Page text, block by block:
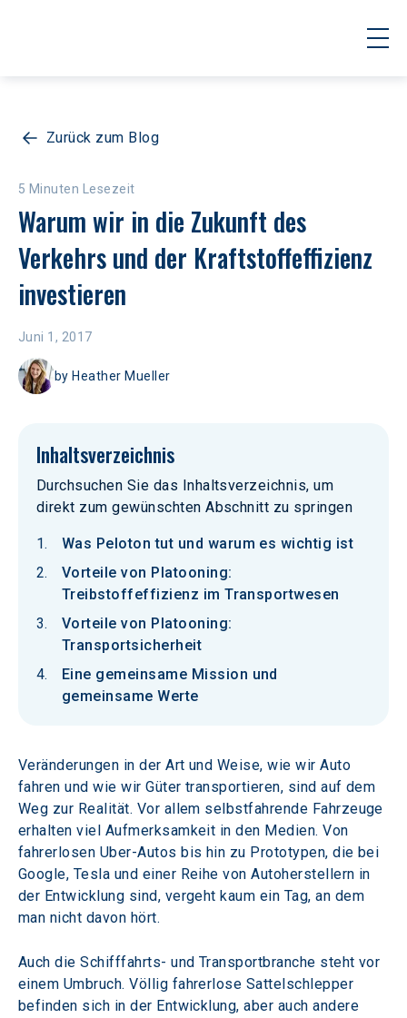
Zurück zum Blog
5 Minuten Lesezeit
Warum wir in die Zukunft des
Verkehrs und der Kraftstoffeffizienz
investieren
Juni 1, 2017
by Heather Mueller
Inhaltsverzeichnis
Durchsuchen Sie das Inhaltsverzeichnis, um
direkt zum gewünschten Abschnitt zu springen
Was Peloton tut und warum es wichtig ist
Vorteile von Platooning:
Treibstoffeffizienz im Transportwesen
Vorteile von Platooning:
Transportsicherheit
Eine gemeinsame Mission und
gemeinsame Werte
Veränderungen in der Art und Weise, wie wir Auto
fahren und wie wir Güter transportieren, sind auf dem
Weg zur Realität. Vor allem selbstfahrende Fahrzeuge
erhalten viel Aufmerksamkeit in den Medien. Von
fahrerlosen Uber-Autos bis hin zu Prototypen, die bei
Google, Tesla und einer Reihe von Autoherstellern in
der Entwicklung sind, vergeht kaum ein Tag, an dem
man nicht davon hört.
Auch die Schifffahrts- und Transportbranche steht vor
einem Umbruch. Völlig fahrerlose Sattelschlepper
befinden sich in der Entwicklung, aber auch andere